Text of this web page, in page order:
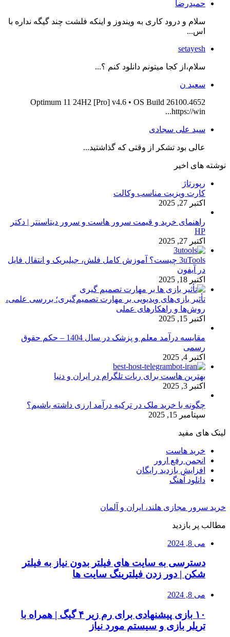
حمیدرضا
سلام و درود کاری به ویندوز و اینکه فلشت چند گیگه نداره با
اس...
setayesh
سلام،از کجا میتونم دانلود کنم ؟...
سعید ن
Optimum 11 24H2 [Pro] v4.6 • OS Build 26100.4652
https://win...
سید علی سجادی
عالی بود تشکر از وقتی که گذاشتید...
نوشته های اخیر
رپورتاژ
کارت ویزیت مناسب وکالت
اکتبر 27, 2025
راهنمای خرید و قیمت سرور هاست و سرور دیتاسنتر | دکتر
HP
اکتبر 27, 2025
3uTools چیست؟ آموزش کامل فلش، جیلبریک و انتقال فایل
در آیفون
اکتبر 18, 2025
تأثیر بازی‌های ویدیویی بر مهارت تصمیم‌گیری؛ بررسی علمی،
روش‌ها و راهکارهای عملی
اکتبر 15, 2025
مقایسه درآمد معلم و پزشک در سال 1404 – حکم حقوق
رسمی
اکتبر 4, 2025
بهترین هاست برای ربات تلگرام در ایران و دنیا
اکتبر 3, 2025
چگونه با خرید ملک در ترکیه درآمد ارزی داشته باشیم؟
سپتامبر 15, 2025
لینک های مفید
خرید هاست
انجمن رفع ارور
افزایش بازدید رایگان
دانلود آهنگ
خرید سرور مجازی هلند، ایران و آلمان
مطالب پر بازدید
می 8, 2024
دسترسی به سایت های فیلتر بدون نیاز به فیلتر
شکن | دور زدن فیلترینگ سایت ها
می 8, 2024
۱۰ بازی پیشنهادی برای رم زیر ۴ گیگ | همراه با
تریلر بازی و سیستم مورد نیاز